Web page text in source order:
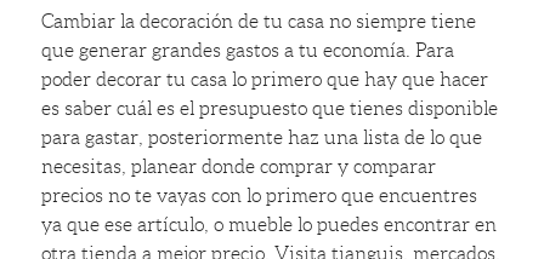
Cambiar la decoración de tu casa no siempre tiene
que generar grandes gastos a tu economía. Para
poder decorar tu casa lo primero que hay que hacer
es saber cuál es el presupuesto que tienes disponible
para gastar, posteriormente haz una lista de lo que
necesitas, planear donde comprar y comparar
precios no te vayas con lo primero que encuentres
ya que ese artículo, o mueble lo puedes encontrar en
otra tienda a mejor precio. Visita tianguis, mercados,